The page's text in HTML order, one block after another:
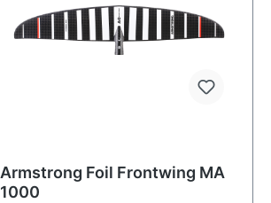
Armstrong Foil Frontwing MA
1000